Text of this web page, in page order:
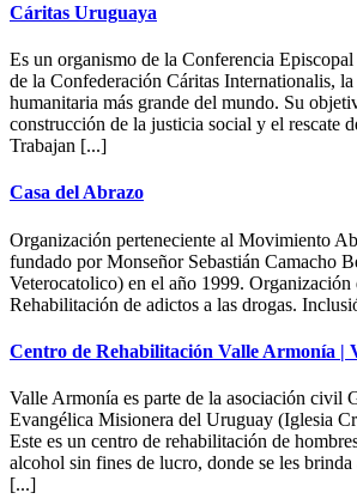
Cáritas Uruguaya
Es un organismo de la Conferencia
de la Confederación Cáritas Internationalis, la
humanitaria más grande del mundo. Su
construcción de la justicia social y el rescate
Trabajan [...]
Casa del Abrazo
Organización perteneciente al Movimiento
fundado por Monseñor Sebastián Camacho
Veterocatolico) en el año 1999.
Rehabilitación de adictos a las drogas.
Centro de Rehabilitación Valle Armonía
Valle Armonía es parte de la asociación civil
Evangélica Misionera del Uruguay (Iglesia
Este es un centro de rehabilitación de
alcohol sin fines de lucro, donde se les
[...]